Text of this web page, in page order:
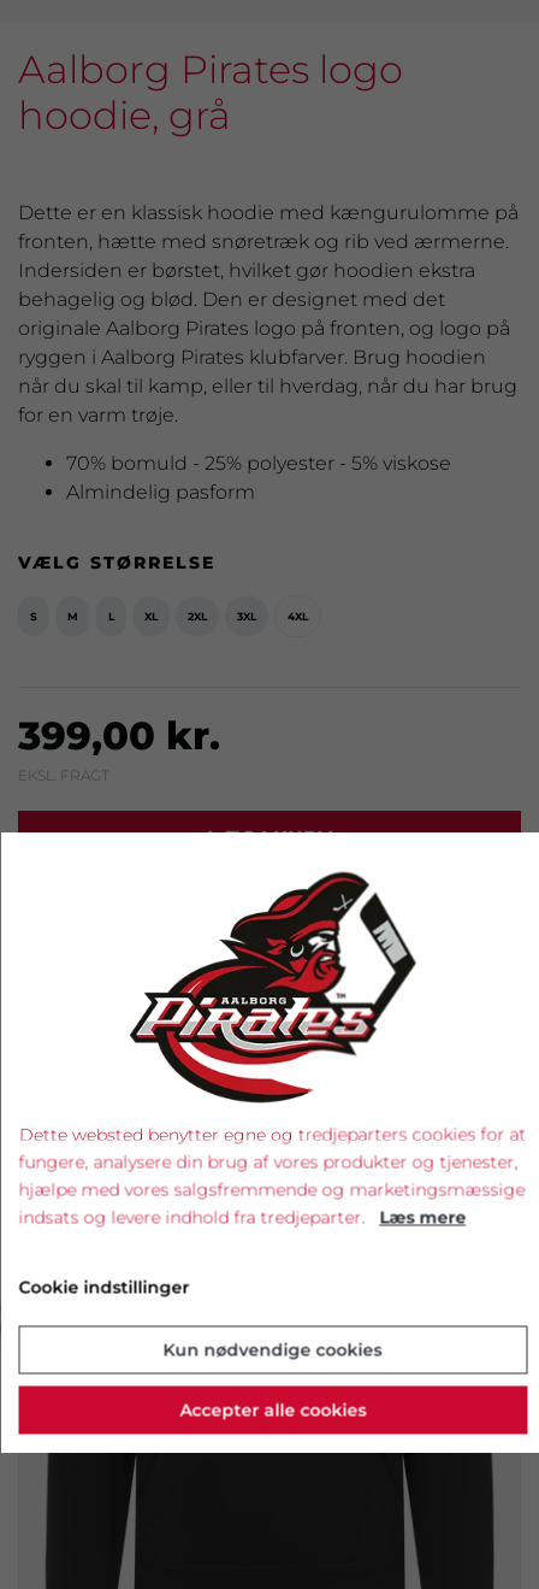
Aalborg Pirates logo
hoodie, grå
Dette er en klassisk hoodie med kængurulomme på
fronten, hætte med snøretræk og rib ved ærmerne.
Indersiden er børstet, hvilket gør hoodien ekstra
behagelig og blød. Den er designet med det
originale Aalborg Pirates logo på fronten, og logo på
ryggen i Aalborg Pirates klubfarver. Brug hoodien
når du skal til kamp, eller til hverdag, når du har brug
for en varm trøje.
70% bomuld - 25% polyester - 5% viskose
Almindelig pasform
VÆLG STØRRELSE
S M L XL 2XL 3XL 4XL
399,00 kr.
EKSL. FRAGT
LÆG I KURV
RELATEREDE PRODUKTER
‹ ›
Dette websted benytter egne og tredjeparters cookies for at
fungere, analysere din brug af vores produkter og tjenester,
hjælpe med vores salgsfremmende og marketingsmæssige
indsats og levere indhold fra tredjeparter. Læs mere
Cookie indstillinger
Kun nødvendige cookies
Accepter alle cookies